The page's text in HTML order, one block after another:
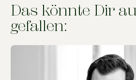
Das könnte Dir
gefallen: